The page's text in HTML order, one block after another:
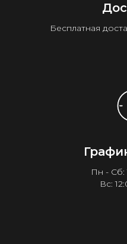
Бесплатная
Пн - Сб:
Вс: